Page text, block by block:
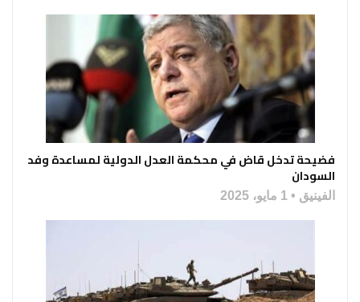
فضيحة تدخل قاض في محكمة العدل الدولية لمساعدة وفد
السودان
الفينيق 1 مايو، 2025